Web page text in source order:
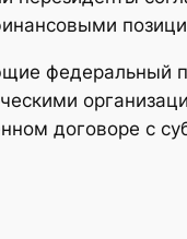
федеральный
договоре с